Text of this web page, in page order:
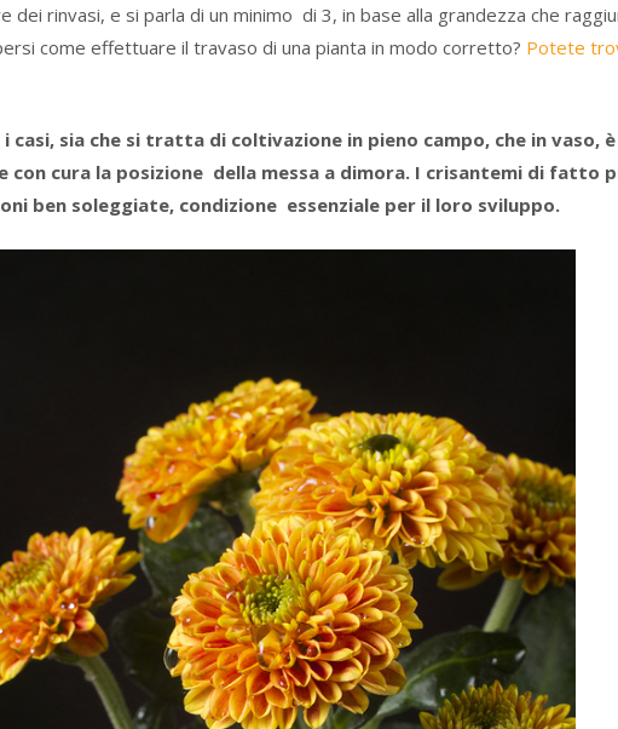
dei rinvasi, e si parla di un minimo di 3, in base alla grandezza che
come effettuare il travaso di una pianta in modo corretto? Potete
i casi, sia che si tratta di coltivazione in pieno campo, che in vaso,
con cura la posizione della messa a dimora. I crisantemi di fatto
ben soleggiate, condizione essenziale per il loro sviluppo.